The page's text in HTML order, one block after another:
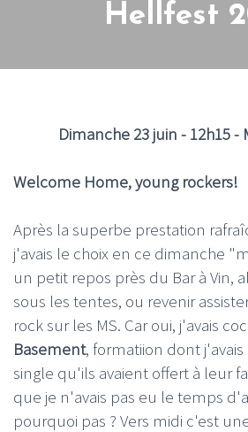
Hellfest
Dimanche 23 juin - 12h15 -
Welcome Home, young rockers!
Après la superbe prestation
j'avais le choix en ce dimanche
un petit repos près du Bar à Vin,
sous les tentes, ou revenir
rock sur les MS. Car oui, j'avais
Basement, formatiion dont
single qu'ils avaient offert à leur
que je n'avais pas eu le temps
pourquoi pas ? Vers midi c'est